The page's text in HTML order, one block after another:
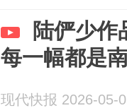
陆俨少作
每一幅都是
现代快报 2026-05-